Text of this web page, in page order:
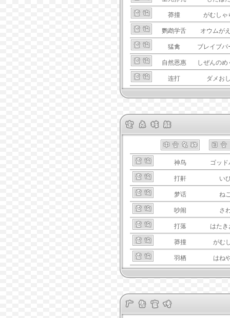
莽撞 がむしゃ
鹦鹉学舌 オウムが
猛禽 ブレイブバ
自然恩惠 しぜんのめ
连打 ダメお
神鸟 ゴッ
打鼾 い
梦话 ね
吵闹 さ
打落 はた
莽撞 がむ
羽栖 はね